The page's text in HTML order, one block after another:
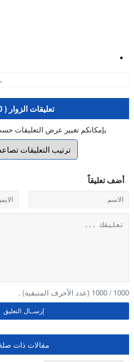
تعليقات الزوار ( 0 )
بإمكانكم تغيير عرض التعليقات
أضف تعليقاً
1000
/
1000 (عدد الأحرف المتبقية) .
مقالات ذات